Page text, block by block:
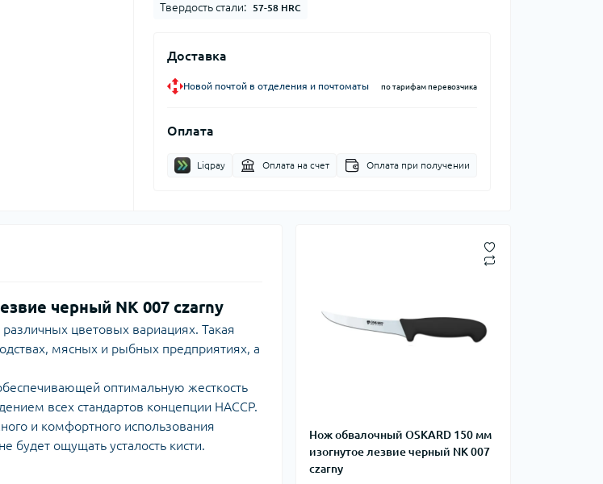
Твердость стали: 57-58 HRC
Доставка
Новой почтой в отделения и почтоматы по тарифам перевозчика
Оплата
Liqpay Оплата на счет Оплата при получении
Нож обвалочный OSKARD 150 мм
изогнутое лезвие черный NK 007
czarny
черный NK 007 czarny
цветовых вариациях. Такая
мясных и рыбных предприятиях, а
оптимальную жесткость
всех стандартов концепции НАССР.
и комфортного использования
будет ощущать усталость кисти.